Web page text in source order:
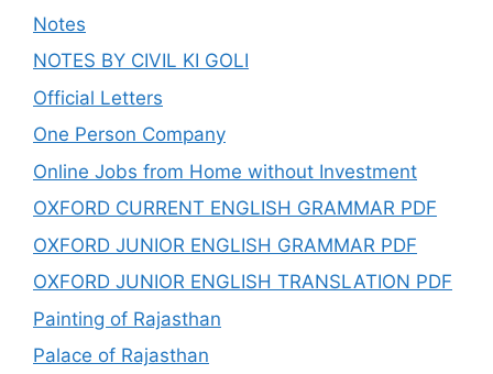
Notes
NOTES BY CIVIL KI GOLI
Official Letters
One Person Company
Online Jobs from Home without Investment
OXFORD CURRENT ENGLISH GRAMMAR PDF
OXFORD JUNIOR ENGLISH GRAMMAR PDF
OXFORD JUNIOR ENGLISH TRANSLATION PDF
Painting of Rajasthan
Palace of Rajasthan